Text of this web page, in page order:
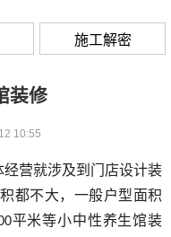
施工解密
装修
10:55
营就涉及到门店设计装
都不大，一般户型面积
平米等小中性养生馆装